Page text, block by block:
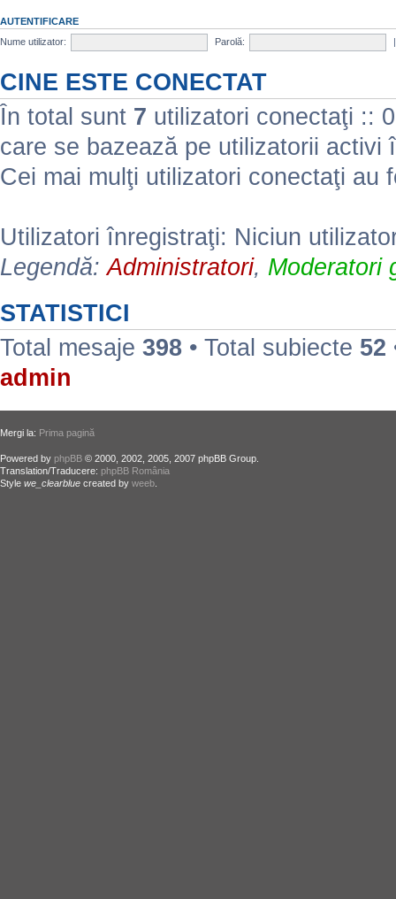
AUTENTIFICARE
Nume utilizator:
Parolă:
CINE ESTE CONECTAT
În total sunt 7 utilizatori conectaţi ::
care se bazează pe utilizatorii activi
Cei mai mulţi utilizatori conectaţi au
Utilizatori înregistraţi: Niciun
Legendă:Administratori, Moderatori
STATISTICI
Total mesaje 398 • Total subiecte 52
admin
Mergi la: Prima pagină
Powered by phpBB © 2000, 2002, 2005, 2007 phpBB Group.
Translation/Traducere: phpBB România
Style we_clearblue created by weeb